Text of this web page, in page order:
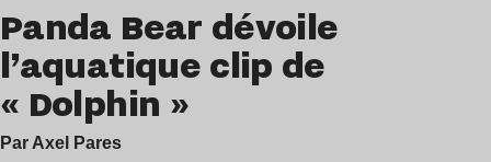
Panda Bear dévoile
l’aquatique clip de
« Dolphin »
Par Axel Pares